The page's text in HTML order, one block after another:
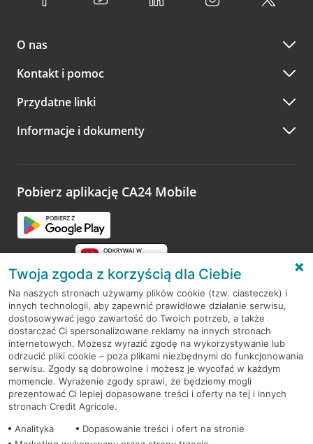
O nas
Kontakt i pomoc
Przydatne linki
Informacje i dokumenty
Pobierz aplikację CA24 Mobile
RODO
Regulamin serwisu
Mapa serwisu
PolitykaCookies
Twoja zgoda z korzyścią dla Ciebie
Na naszych stronach używamy plików cookie (tzw. ciasteczek) i
innych technologii, aby zapewnić prawidłowe działanie serwisu,
dostosowywać jego zawartość do Twoich potrzeb, a także
dostarczać Ci spersonalizowane reklamy na innych stronach
internetowych. Możesz wyrazić zgodę na wykorzystywanie lub
odrzucić pliki cookie – poza plikami niezbędnymi do funkcjonowania
serwisu. Zgody są dobrowolne i możesz je wycofać w każdym
momencie. Wyrażenie zgody sprawi, że będziemy mogli
prezentować Ci lepiej dopasowane treści i oferty na tej i innych
stronach Credit Agricole.
Analityka
Dopasowanie treści i ofert na stronie